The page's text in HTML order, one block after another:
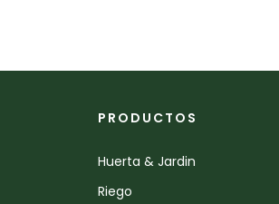
PRODUCTOS
Huerta & Jardin
Riego